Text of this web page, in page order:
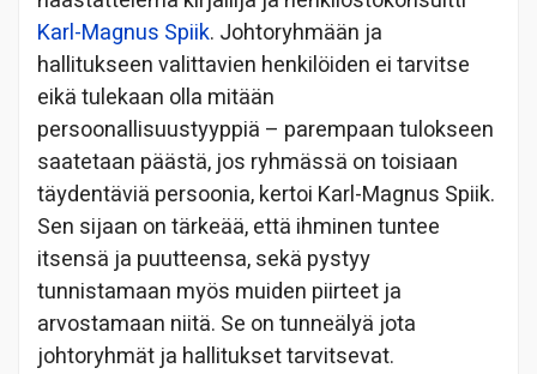
Karl-Magnus Spiik. Johtoryhmään ja
hallitukseen valittavien henkilöiden ei tarvitse
eikä tulekaan olla mitään
persoonallisuustyyppiä – parempaan tulokseen
saatetaan päästä, jos ryhmässä on toisiaan
täydentäviä persoonia, kertoi Karl-Magnus Spiik.
Sen sijaan on tärkeää, että ihminen tuntee
itsensä ja puutteensa, sekä pystyy
tunnistamaan myös muiden piirteet ja
arvostamaan niitä. Se on tunneälyä jota
johtoryhmät ja hallitukset tarvitsevat.